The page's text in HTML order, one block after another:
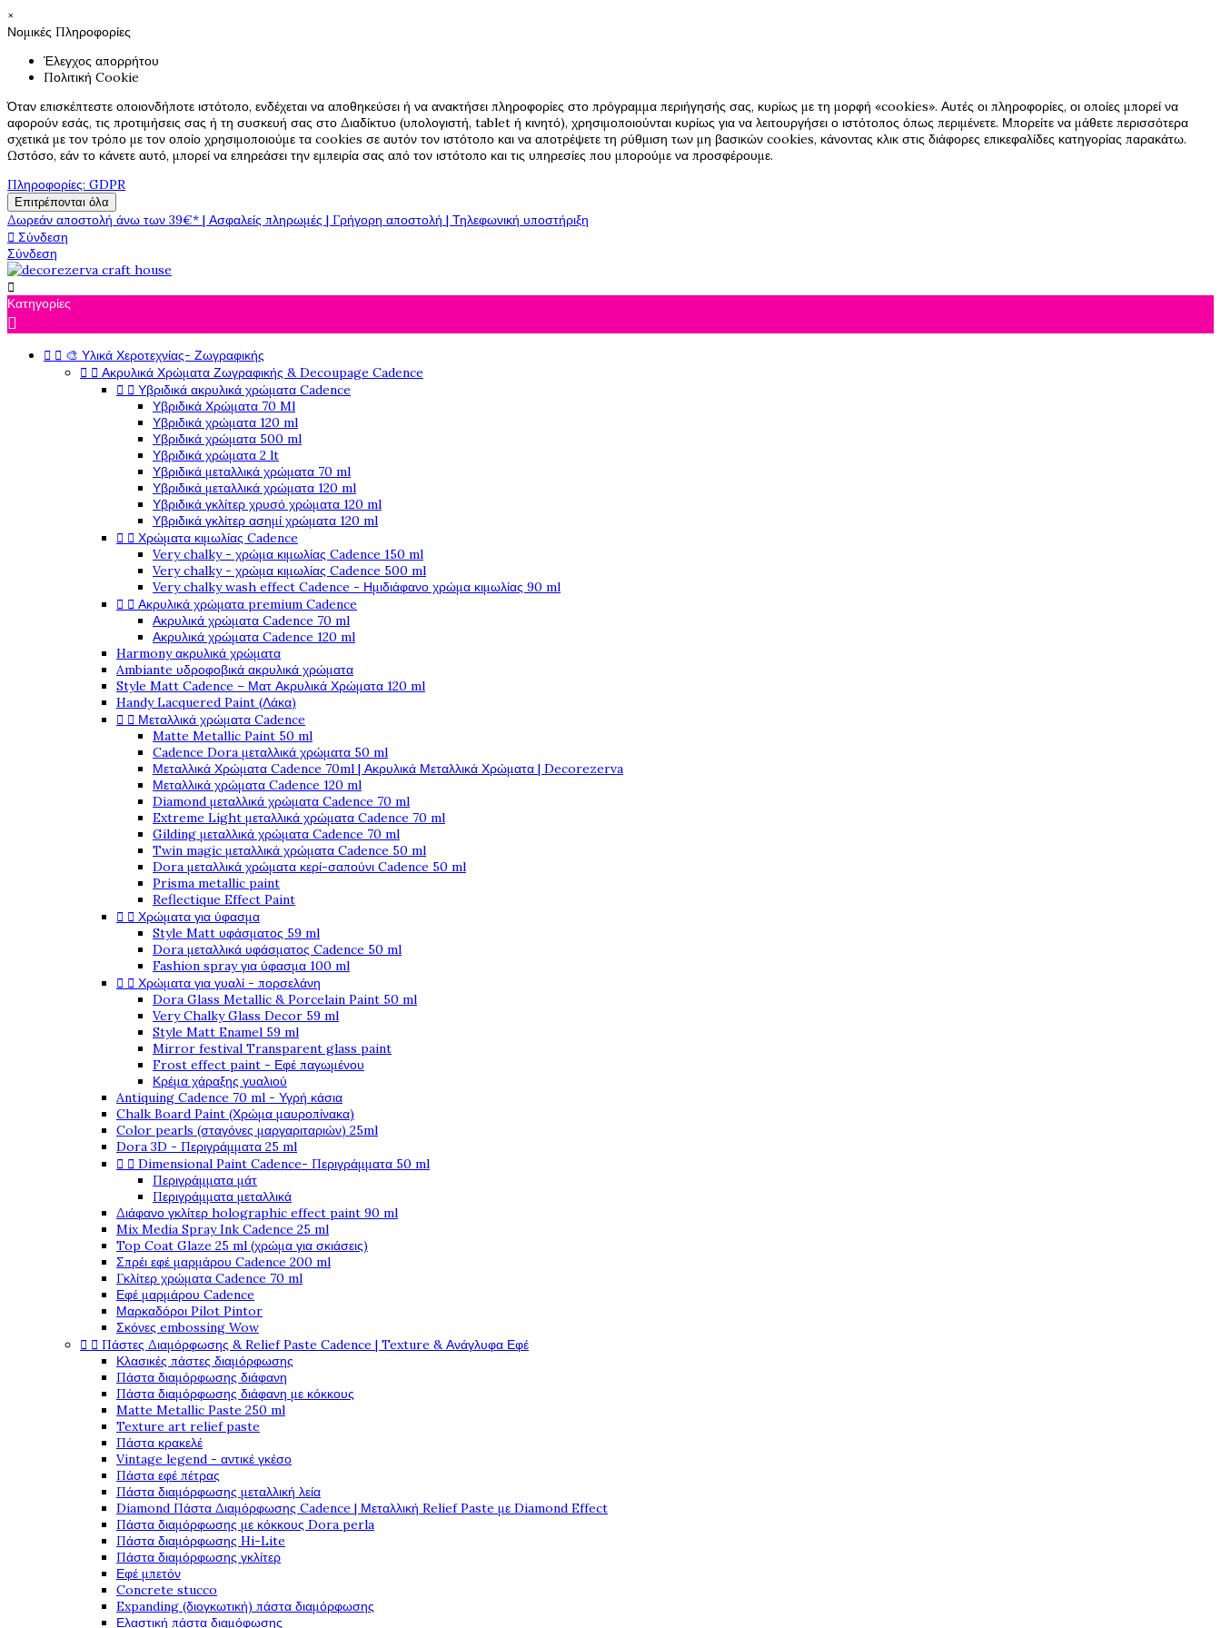
×
Νομικές Πληροφορίες
Έλεγχος απορρήτου
Πολιτική Cookie
Όταν επισκέπτεστε οποιονδήποτε ιστότοπο, ενδέχεται να αποθηκεύσει ή να ανακτήσει πληροφορίες στο πρόγραμμα περιήγησής σας, κυρίως με τη μορφή «cookies». Αυτές οι πληροφορίες, οι οποίες μπορεί να
αφορούν εσάς, τις προτιμήσεις σας ή τη συσκευή σας στο Διαδίκτυο (υπολογιστή, tablet ή κινητό), χρησιμοποιούνται κυρίως για να λειτουργήσει ο ιστότοπος όπως περιμένετε. Μπορείτε να μάθετε περισσότερα
σχετικά με τον τρόπο με τον οποίο χρησιμοποιούμε τα cookies σε αυτόν τον ιστότοπο και να αποτρέψετε τη ρύθμιση των μη βασικών cookies, κάνοντας κλικ στις διάφορες επικεφαλίδες κατηγορίας παρακάτω.
Ωστόσο, εάν το κάνετε αυτό, μπορεί να επηρεάσει την εμπειρία σας από τον ιστότοπο και τις υπηρεσίες που μπορούμε να προσφέρουμε.
Πληροφορίες: GDPR
Επιτρέπονται όλα
Δωρεάν αποστολή άνω των 39€* | Ασφαλείς πληρωμές | Γρήγορη αποστολή | Τηλεφωνική υποστήριξη
 Σύνδεση
Σύνδεση

Κατηγορίες

  🎨 Υλικά Χεροτεχνίας- Ζωγραφικής
  Ακρυλικά Χρώματα Ζωγραφικής & Decoupage Cadence
  Υβριδικά ακρυλικά χρώματα Cadence
Υβριδικά Χρώματα 70 Ml
Υβριδικά χρώματα 120 ml
Υβριδικά χρώματα 500 ml
Υβριδικά χρώματα 2 lt
Υβριδικά μεταλλικά χρώματα 70 ml
Υβριδικά μεταλλικά χρώματα 120 ml
Υβριδικά γκλίτερ χρυσό χρώματα 120 ml
Υβριδικά γκλίτερ ασημί χρώματα 120 ml
  Χρώματα κιμωλίας Cadence
Very chalky - χρώμα κιμωλίας Cadence 150 ml
Very chalky - χρώμα κιμωλίας Cadence 500 ml
Very chalky wash effect Cadence - Ημιδιάφανο χρώμα κιμωλίας 90 ml
  Ακρυλικά χρώματα premium Cadence
Ακρυλικά χρώματα Cadence 70 ml
Ακρυλικά χρώματα Cadence 120 ml
Harmony ακρυλικά χρώματα
Ambiante υδροφοβικά ακρυλικά χρώματα
Style Matt Cadence – Ματ Ακρυλικά Χρώματα 120 ml
Handy Lacquered Paint (Λάκα)
  Μεταλλικά χρώματα Cadence
Matte Metallic Paint 50 ml
Cadence Dora μεταλλικά χρώματα 50 ml
Μεταλλικά Χρώματα Cadence 70ml | Ακρυλικά Μεταλλικά Χρώματα | Decorezerva
Μεταλλικά χρώματα Cadence 120 ml
Diamond μεταλλικά χρώματα Cadence 70 ml
Extreme Light μεταλλικά χρώματα Cadence 70 ml
Gilding μεταλλικά χρώματα Cadence 70 ml
Twin magic μεταλλικά χρώματα Cadence 50 ml
Dora μεταλλικά χρώματα κερί-σαπούνι Cadence 50 ml
Prisma metallic paint
Reflectique Effect Paint
  Χρώματα για ύφασμα
Style Matt υφάσματος 59 ml
Dora μεταλλικά υφάσματος Cadence 50 ml
Fashion spray για ύφασμα 100 ml
  Χρώματα για γυαλί - πορσελάνη
Dora Glass Metallic & Porcelain Paint 50 ml
Very Chalky Glass Decor 59 ml
Style Matt Enamel 59 ml
Mirror festival Transparent glass paint
Frost effect paint - Εφέ παγωμένου
Κρέμα χάραξης γυαλιού
Antiquing Cadence 70 ml - Υγρή κάσια
Chalk Board Paint (Χρώμα μαυροπίνακα)
Color pearls (σταγόνες μαργαριταριών) 25ml
Dora 3D - Περιγράμματα 25 ml
  Dimensional Paint Cadence- Περιγράμματα 50 ml
Περιγράμματα μάτ
Περιγράμματα μεταλλικά
Διάφανο γκλίτερ holographic effect paint 90 ml
Mix Media Spray Ink Cadence 25 ml
Top Coat Glaze 25 ml (χρώμα για σκιάσεις)
Σπρέι εφέ μαρμάρου Cadence 200 ml
Γκλίτερ χρώματα Cadence 70 ml
Εφέ μαρμάρου Cadence
Μαρκαδόροι Pilot Pintor
Σκόνες embossing Wow
  Πάστες Διαμόρφωσης & Relief Paste Cadence | Texture & Ανάγλυφα Εφέ
Κλασικές πάστες διαμόρφωσης
Πάστα διαμόρφωσης διάφανη
Πάστα διαμόρφωσης διάφανη με κόκκους
Matte Metallic Paste 250 ml
Texture art relief paste
Πάστα κρακελέ
Vintage legend - αντικέ γκέσο
Πάστα εφέ πέτρας
Πάστα διαμόρφωσης μεταλλική λεία
Diamond Πάστα Διαμόρφωσης Cadence | Μεταλλική Relief Paste με Diamond Effect
Πάστα διαμόρφωσης με κόκκους Dora perla
Πάστα διαμόρφωσης Hi-Lite
Πάστα διαμόρφωσης γκλίτερ
Εφέ μπετόν
Concrete stucco
Expanding (διογκωτική) πάστα διαμόρφωσης
Ελαστική πάστα διαμόφωσης